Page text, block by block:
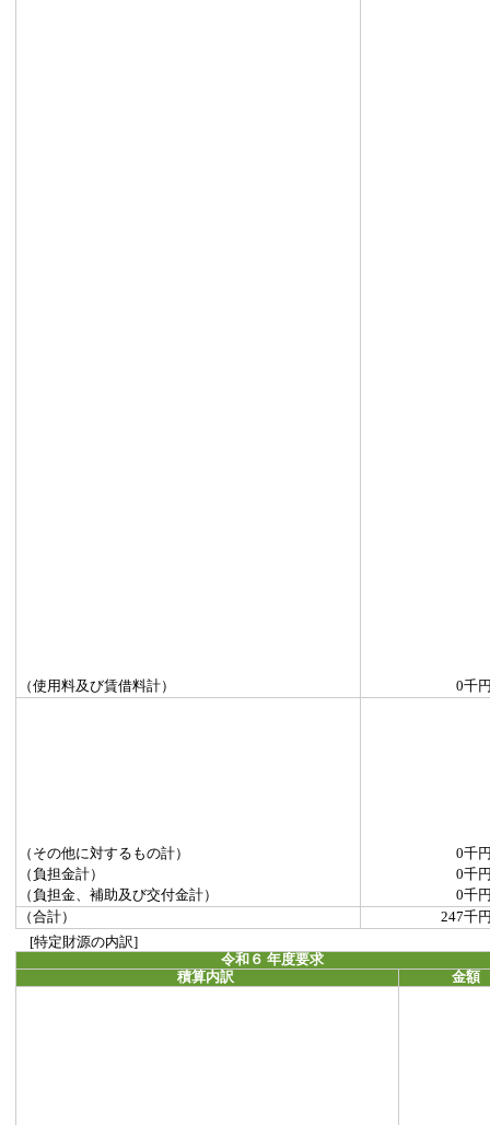
（使用料及び賃借料計） 0千
（その他に対するもの計）
0千
（負担金計）
0千
（負担金、補助及び交付金計）
0千
（合計）
247千
[特定財源の内訳]
令和６ 年度要求
積算内訳
金額